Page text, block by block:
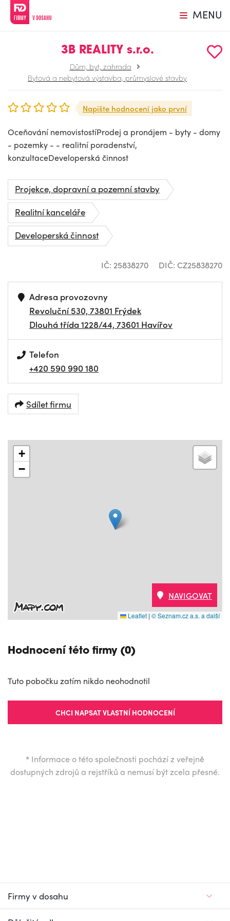
MENU
3B REALITY s.r.o.
Dům, byt, zahrada
Bytová a nebytová výstavba, průmyslové stavby
Napište hodnocení jako první
Oceňování nemovistostíProdej a pronájem - byty - domy
- pozemky - - realitní poradenství,
konzultaceDeveloperská činnost
Projekce, dopravní a pozemní stavby
Realitní kanceláře
Developerská činnost
IČ: 25838270 DIČ: CZ25838270
Adresa provozovny
Revoluční 530, 73801 Frýdek
Dlouhá třída 1228/44, 73601 Havířov
Telefon
+420 590 990 180
Sdílet firmu
+
−
Leaflet | © Seznam.cz a.s. a další
NAVIGOVAT
Hodnocení této firmy (0)
Tuto pobočku zatím nikdo neohodnotil
CHCI NAPSAT VLASTNÍ HODNOCENÍ
* Informace o této společnosti pochází z veřejně
dostupných zdrojů a rejstříků a nemusí být zcela přesné.
Firmy v dosahu